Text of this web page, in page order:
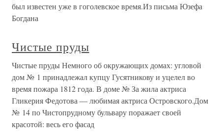
был известен уже в гоголевское время.Из письма Юзефа
Богдана
Чистые пруды
Чистые пруды Немного об окружающих домах: угловой
дом № 1 принадлежал купцу Гусятникову и уцелел во
время пожара 1812 года. В доме № За жила актриса
Гликерия Федотова — любимая актриса Островского.Дом
№ 14 по Чистопрудному бульвару поражает своей
красотой: весь его фасад